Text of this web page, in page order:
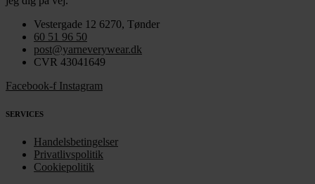
Vestergade 12 6270, Tønder
60 51 96 50
post@yarneverywear.dk
CVR 43041649
Facebook-f Instagram
SERVICES
Handelsbetingelser
Privatlivspolitik
Cookiepolitik